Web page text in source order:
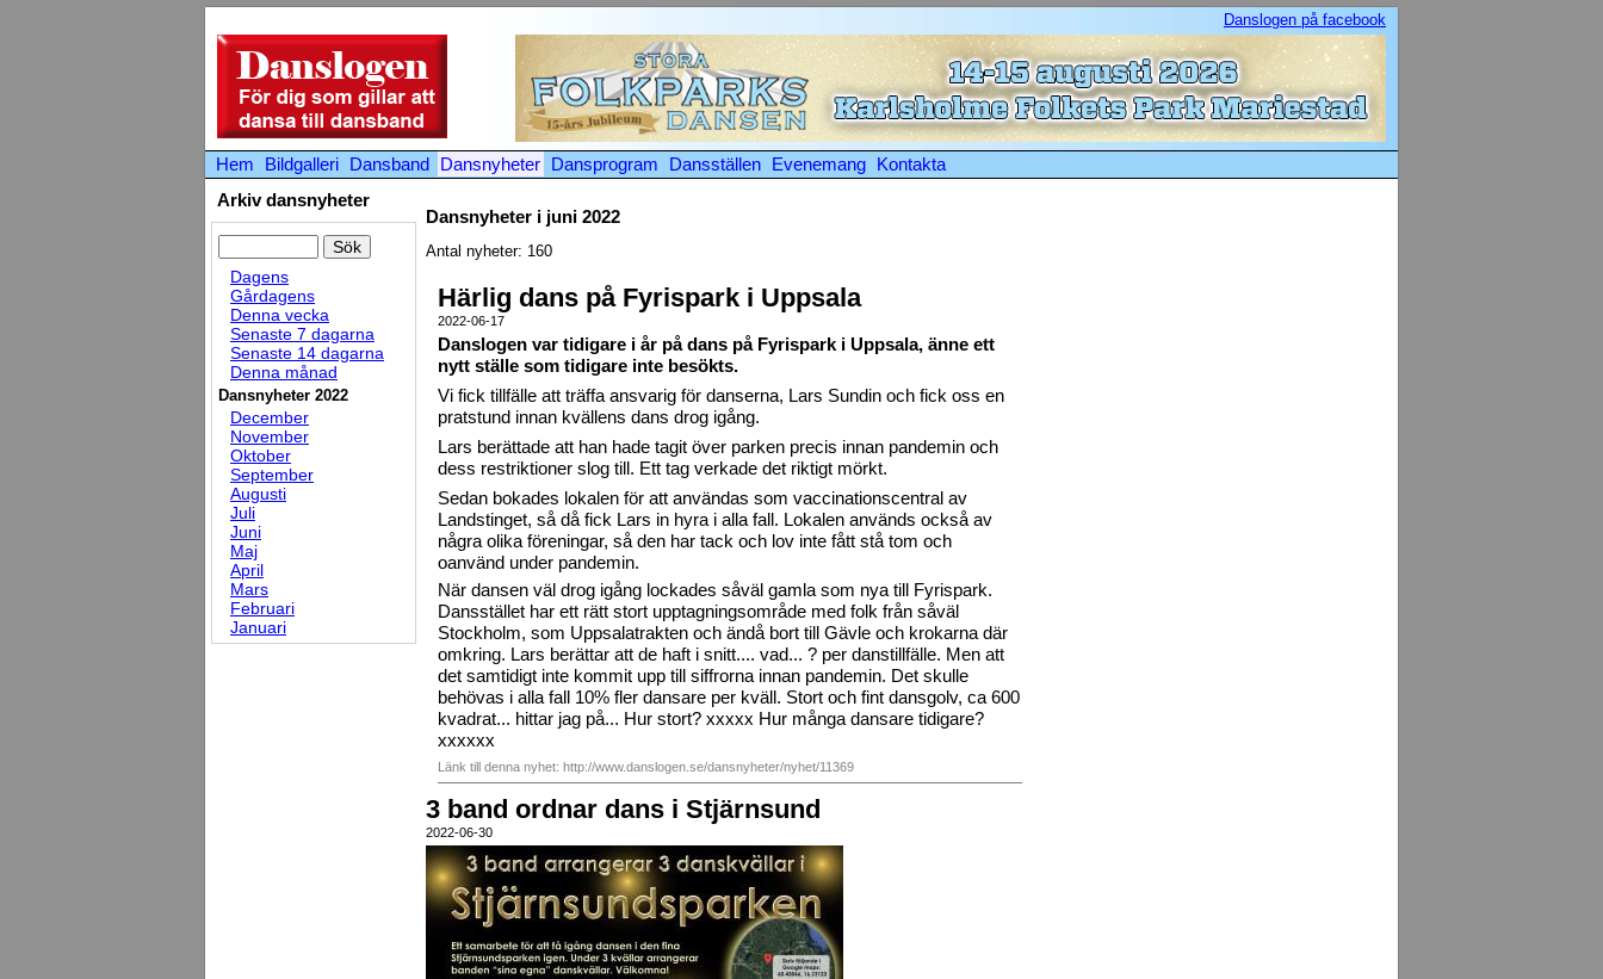
Danslogen på facebook
Hem Bildgalleri Dansband Dansnyheter Dansprogram Dansställen Evenemang Kontakta
Arkiv dansnyheter
Dagens
Gårdagens
Denna vecka
Senaste 7 dagarna
Senaste 14 dagarna
Denna månad
Dansnyheter 2022
December
November
Oktober
September
Augusti
Juli
Juni
Maj
April
Mars
Februari
Januari
Dansnyheter i juni 2022
Antal nyheter: 160
Härlig dans på Fyrispark i Uppsala
2022-06-17
Danslogen var tidigare i år på dans på Fyrispark i Uppsala, änne ett
nytt ställe som tidigare inte besökts.
Vi fick tillfälle att träffa ansvarig för danserna, Lars Sundin och fick oss en
pratstund innan kvällens dans drog igång.
Lars berättade att han hade tagit över parken precis innan pandemin och
dess restriktioner slog till. Ett tag verkade det riktigt mörkt.
Sedan bokades lokalen för att användas som vaccinationscentral av
Landstinget, så då fick Lars in hyra i alla fall. Lokalen används också av
några olika föreningar, så den har tack och lov inte fått stå tom och
oanvänd under pandemin.
När dansen väl drog igång lockades såväl gamla som nya till Fyrispark.
Dansstället har ett rätt stort upptagningsområde med folk från såväl
Stockholm, som Uppsalatrakten och ändå bort till Gävle och krokarna där
omkring. Lars berättar att de haft i snitt.... vad... ? per danstillfälle. Men att
det samtidigt inte kommit upp till siffrorna innan pandemin. Det skulle
behövas i alla fall 10% fler dansare per kväll. Stort och fint dansgolv, ca 600
kvadrat... hittar jag på... Hur stort? xxxxx Hur många dansare tidigare?
xxxxxx
Länk till denna nyhet: http://www.danslogen.se/dansnyheter/nyhet/11369
3 band ordnar dans i Stjärnsund
2022-06-30